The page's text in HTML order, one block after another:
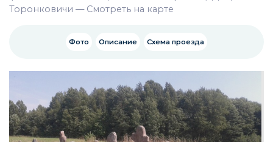
Торонковичи — Смотреть на карте
Фото Описание Схема проезда